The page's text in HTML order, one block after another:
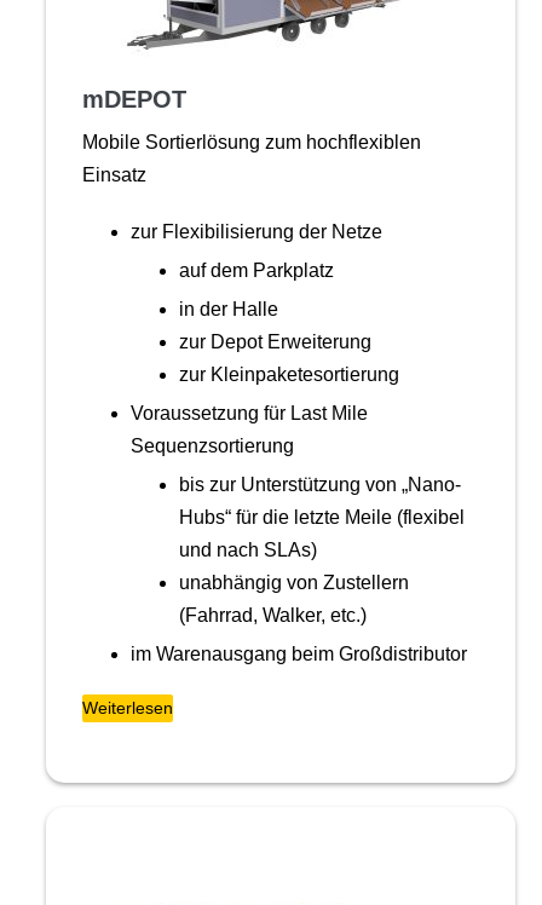
mDEPOT
Mobile Sortierlösung zum hochflexiblen
Einsatz
zur Flexibilisierung der Netze
auf dem Parkplatz
in der Halle
zur Depot Erweiterung
zur Kleinpaketesortierung
Voraussetzung für Last Mile
Sequenzsortierung
bis zur Unterstützung von „Nano-
Hubs“ für die letzte Meile (flexibel
und nach SLAs)
unabhängig von Zustellern
(Fahrrad, Walker, etc.)
im Warenausgang beim Großdistributor
Weiterlesen